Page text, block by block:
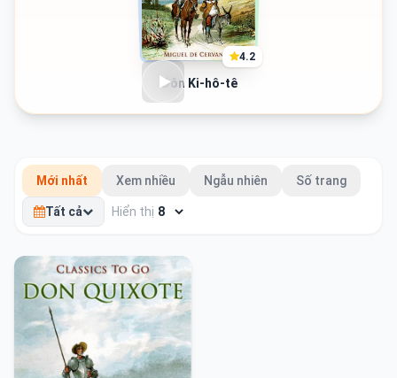
ông gia nhập một trung đoàn Bộ binh Hải quân Tây Ban Nha,
và bị thương nặng trong Trận Lepanto vào tháng 10 năm
1571. Ông phục vụ quân địch cho đến năm 1575, khi bị cướp
biển Barbary bắt giữ; sau năm năm bị giam cầm, ông được trả
tiền chuộc và trở về Madrid. Cuốn tiểu thuyết quan trọng đầu
tiên của ông, có tựa đề La Galatea, được xuất bản vào năm
1585, nhưng ông vẫn tiếp tục làm công việc thu mua, sau đó
1615. Các tác phẩm khác bao gồm bộ 12 tác phẩm Novelas
ejemplares (Tiểu thuyết mẫu mực); một bài thơ dài, Viaje del
Parnaso (Hành trình đến Parnassus); và Ocho comedias y
ocho entremeses (Tám vở kịch và tám entr'acte). Los trabajos
Sigismunda), được xuất bản sau khi ông qua đời vào năm
1616.
4.2
Đôn Ki-hô-tê
Mới nhất Xem nhiều Ngẫu nhiên Số trang
Tất cả Hiển thị